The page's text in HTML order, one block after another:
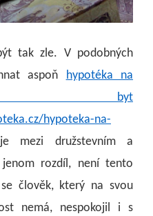
tak zle. V podobných
aspoň hypotéka na
byt
hypoteka-na-
družstevním a
rozdíl, není tento
člověk, který na svou
nemá, nespokojil i s